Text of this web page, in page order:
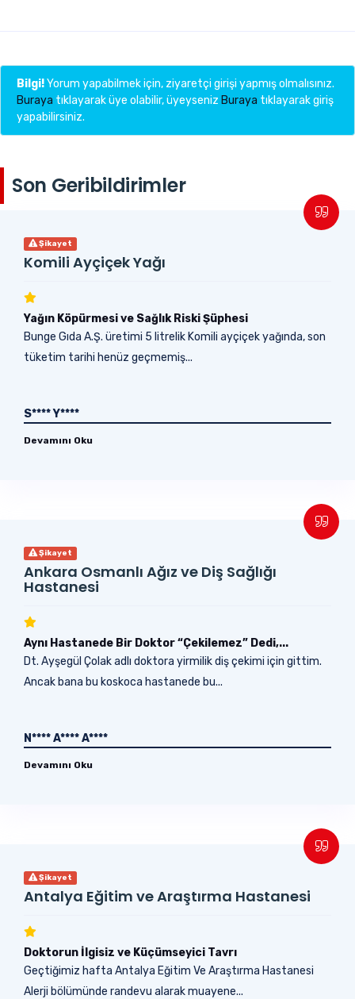
Bilgi!Yorum yapabilmek için, ziyaretçi girişi yapmış olmalısınız.
Buraya tıklayarak üye olabilir, üyeyseniz Buraya tıklayarak giriş
yapabilirsiniz.
Son Geribildirimler
Şikayet
Komili Ayçiçek Yağı
Yağın Köpürmesi ve Sağlık Riski Şüphesi
Bunge Gıda A.Ş. üretimi 5 litrelik Komili ayçiçek yağında, son
tüketim tarihi henüz geçmemiş...
S**** Y****
Devamını Oku
Şikayet
Ankara Osmanlı Ağız ve Diş Sağlığı
Hastanesi
Aynı Hastanede Bir Doktor “Çekilemez” Dedi,...
Dt. Ayşegül Çolak adlı doktora yirmilik diş çekimi için gittim.
Ancak bana bu koskoca hastanede bu...
N**** A**** A****
Devamını Oku
Şikayet
Antalya Eğitim ve Araştırma Hastanesi
Doktorun İlgisiz ve Küçümseyici Tavrı
Geçtiğimiz hafta Antalya Eğitim Ve Araştırma Hastanesi
Alerji bölümünde randevu alarak muayene...